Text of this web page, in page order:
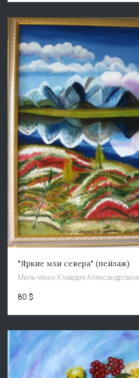
"Яркие мхи севера" (пейзаж)
Мильченко Клавдия Александровна
80 $